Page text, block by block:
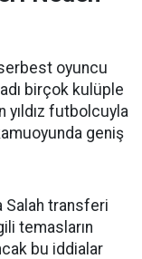
serbest oyuncu
birçok kulüple
yıldız futbolcuyla
geniş
Salah transferi
temasların
bu iddialar